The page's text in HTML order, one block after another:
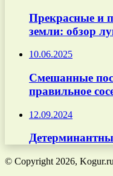
Прекрасные и
земли: обзор
10.06.2025
Смешанные
правильное
12.09.2024
© Copyright 2026, Kogur.ru